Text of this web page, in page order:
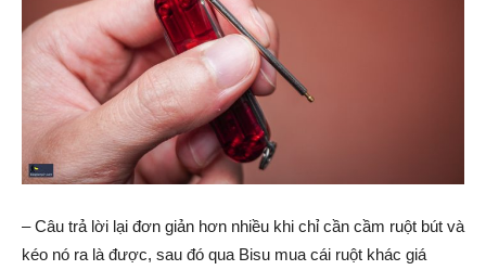
– Câu trả lời lại đơn giản hơn nhiều khi chỉ cần cầm ruột bút và
kéo nó ra là được, sau đó qua Bisu mua cái ruột khác giá